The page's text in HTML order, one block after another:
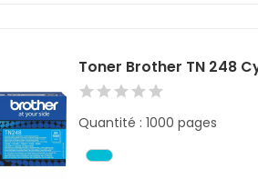
Toner Brother TN 248
Quantité : 1000 pages